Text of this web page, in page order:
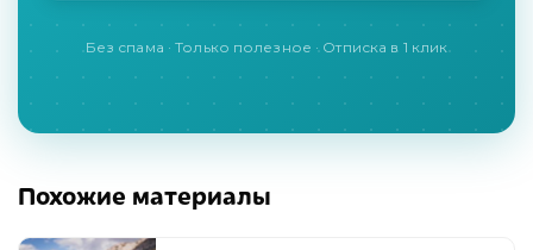
Без спама · Только полезное · Отписка в 1 клик
Похожие материалы